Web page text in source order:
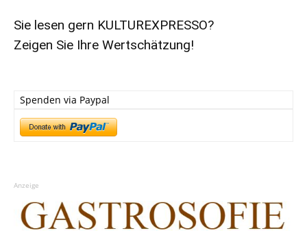
Sie lesen gern KULTUREXPRESSO?
Zeigen Sie Ihre Wertschätzung!
Spenden via Paypal
Anzeige